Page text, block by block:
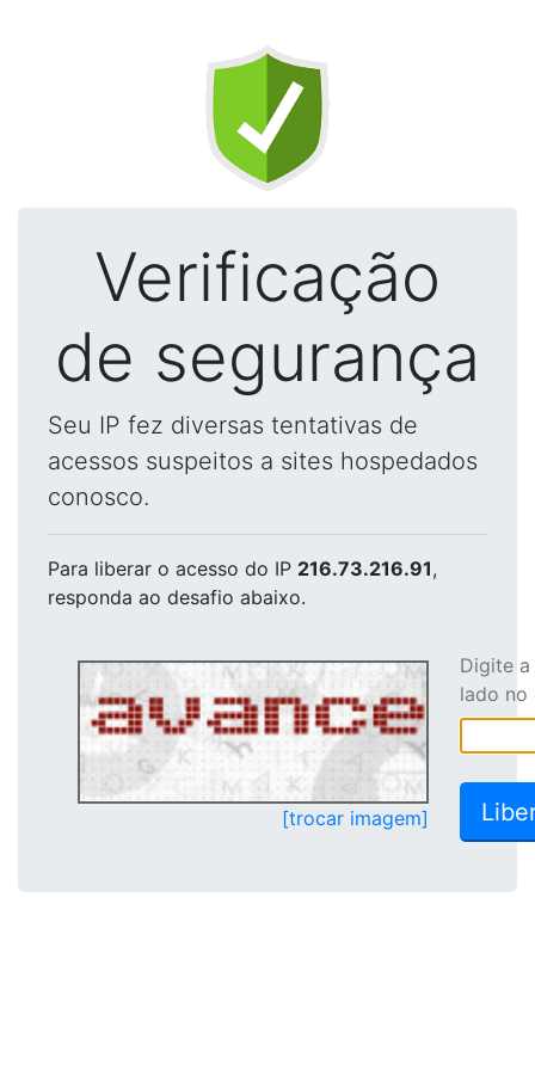
Verificação
de segurança
Seu IP fez diversas tentativas de
acessos suspeitos a sites hospedados
conosco.
Para liberar o acesso do IP 216.73.216.91,
responda ao desafio abaixo.
[trocar imagem]
Digite
lado no